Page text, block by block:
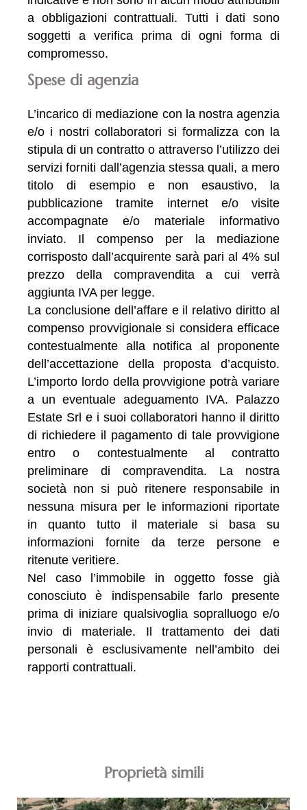
a obbligazioni contrattuali. Tutti i dati sono
soggetti a verifica prima di ogni forma di
compromesso.
Spese di agenzia
L’incarico di mediazione con la nostra agenzia
e/o i nostri collaboratori si formalizza con la
stipula di un contratto o attraverso l’utilizzo dei
servizi forniti dall’agenzia stessa quali, a mero
titolo di esempio e non esaustivo, la
pubblicazione tramite internet e/o visite
accompagnate e/o materiale informativo
inviato. Il compenso per la mediazione
corrisposto dall’acquirente sarà pari al 4% sul
prezzo della compravendita a cui verrà
aggiunta IVA per legge.
La conclusione dell’affare e il relativo diritto al
compenso provvigionale si considera efficace
contestualmente alla notifica al proponente
dell’accettazione della proposta d’acquisto.
L’importo lordo della provvigione potrà variare
a un eventuale adeguamento IVA. Palazzo
Estate Srl e i suoi collaboratori hanno il diritto
di richiedere il pagamento di tale provvigione
entro o contestualmente al contratto
preliminare di compravendita. La nostra
società non si può ritenere responsabile in
nessuna misura per le informazioni riportate
in quanto tutto il materiale si basa su
informazioni fornite da terze persone e
ritenute veritiere.
Nel caso l’immobile in oggetto fosse già
conosciuto è indispensabile farlo presente
prima di iniziare qualsivoglia sopralluogo e/o
invio di materiale. Il trattamento dei dati
personali è esclusivamente nell’ambito dei
rapporti contrattuali.
Proprietà simili